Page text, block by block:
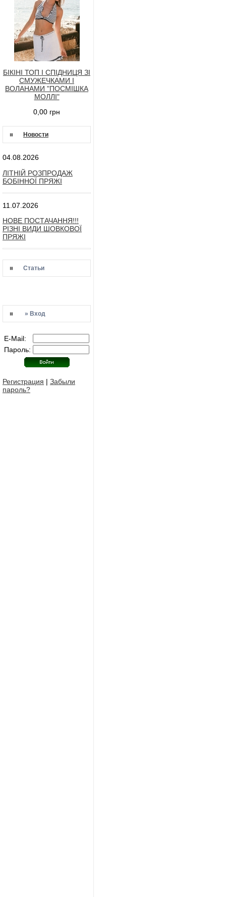
БІКІНІ ТОП І СПІДНИЦЯ ЗІ
СМУЖЕЧКАМИ І
ВОЛАНАМИ "ПОСМІШКА
МОЛЛІ"
0,00 грн
Новости
04.08.2026
ЛІТНІЙ РОЗПРОДАЖ
БОБІННОЇ ПРЯЖІ
11.07.2026
НОВЕ ПОСТАЧАННЯ!!!
РІЗНІ ВИДИ ШОВКОВОЇ
ПРЯЖІ
Статьи
» Вход
E-Mail:
Пароль:
Регистрация | Забыли
пароль?